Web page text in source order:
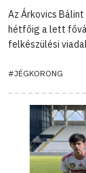
Az Árkovics
hétfőig a lett
felkészülési
#JÉGKORONG